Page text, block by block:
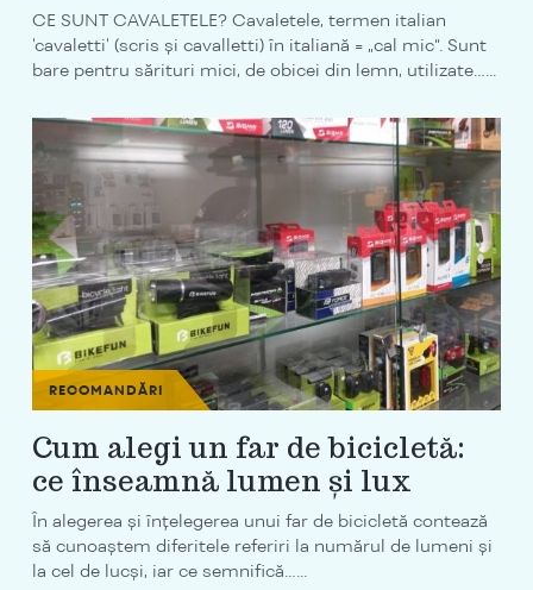
CE SUNT CAVALETELE? Cavaletele, termen italian
'cavaletti' (scris și cavalletti) în italiană = „cal mic”. Sunt
bare pentru sărituri mici, de obicei din lemn, utilizate…...
RECOMANDĂRI
Cum alegi un far de bicicletă:
ce înseamnă lumen și lux
În alegerea și înțelegerea unui far de bicicletă contează
să cunoaștem diferitele referiri la numărul de lumeni și
la cel de lucși, iar ce semnifică…...